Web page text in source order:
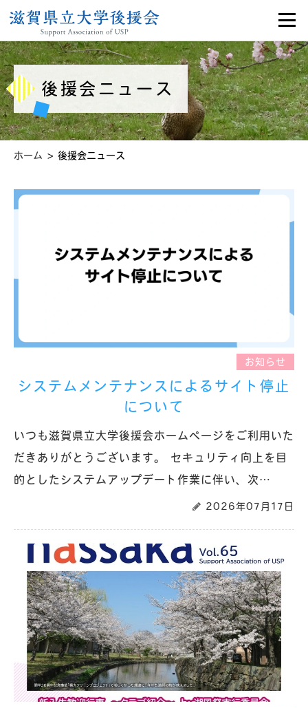
後援会ニュース
ホーム > 後援会ニュース
お知らせ
システムメンテナンスによるサイト停止
について
いつも滋賀県立大学後援会ホームページをご利用いた
だきありがとうございます。 セキュリティ向上を目
的としたシステムアップデート作業に伴い、次…
2026年07月17日